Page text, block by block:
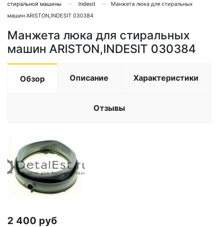
стиральной машины
Indesit
Манжета люка для стиральных
машин ARISTON,INDESIT 030384
Манжета люка для стиральных
машин ARISTON,INDESIT 030384
Обзор Описание Характеристики
Отзывы
2 400 руб